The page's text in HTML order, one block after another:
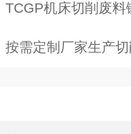
TCGP机床切削废料
按需定制厂家生产切